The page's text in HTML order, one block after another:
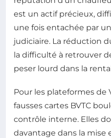
est un actif précieux,
une fois entachée par
judiciaire. La réduction
la difficulté à retrouver
peser lourd dans la
Pour les plateformes de
fausses cartes BVTC
contrôle interne. Elles
davantage dans la mise